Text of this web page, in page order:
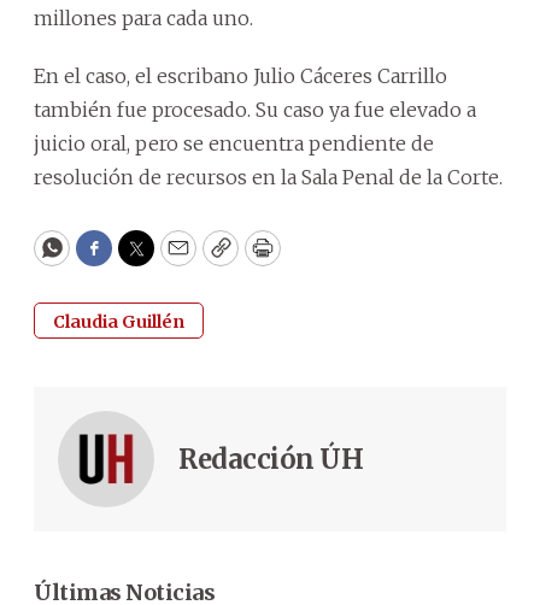
millones para cada uno.
En el caso, el escribano Julio Cáceres Carrillo
también fue procesado. Su caso ya fue elevado a
juicio oral, pero se encuentra pendiente de
resolución de recursos en la Sala Penal de la Corte.
WhatsApp
Facebook
Twitter
EmailCopyPrint
Claudia Guillén
Redacción ÚH
Últimas Noticias